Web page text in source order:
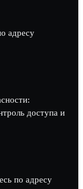
адресу
доступа и
по адресу